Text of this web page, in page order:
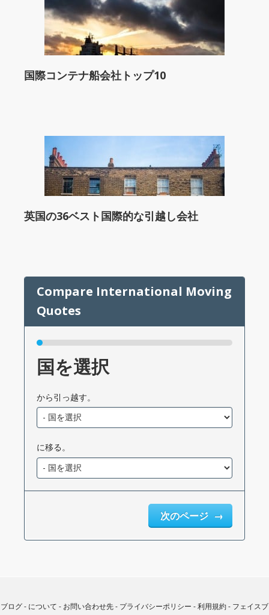
国際コンテナ船会社トップ10
英国の36ベスト国際的な引越し会社
国を選択
から引っ越す。
に移る。
次のページ
ブログ- について - お問い合わせ先- プライバシーポリシー -利用規約- フェイスブ